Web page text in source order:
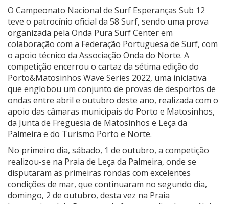
O Campeonato Nacional de Surf Esperanças Sub 12
teve o patrocínio oficial da 58 Surf, sendo uma prova
organizada pela Onda Pura Surf Center em
colaboração com a Federação Portuguesa de Surf, com
o apoio técnico da Associação Onda do Norte. A
competição encerrou o cartaz da sétima edição do
Porto&Matosinhos Wave Series 2022, uma iniciativa
que englobou um conjunto de provas de desportos de
ondas entre abril e outubro deste ano, realizada com o
apoio das câmaras municipais do Porto e Matosinhos,
da Junta de Freguesia de Matosinhos e Leça da
Palmeira e do Turismo Porto e Norte.
No primeiro dia, sábado, 1 de outubro, a competição
realizou-se na Praia de Leça da Palmeira, onde se
disputaram as primeiras rondas com excelentes
condições de mar, que continuaram no segundo dia,
domingo, 2 de outubro, desta vez na Praia